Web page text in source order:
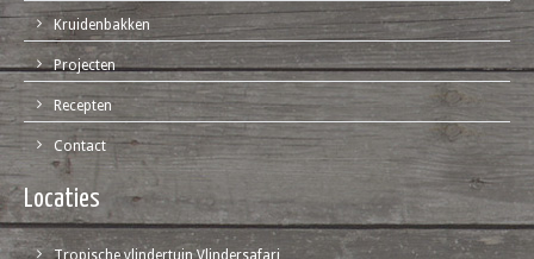
Kruidenbakken
Projecten
Recepten
Contact
Locaties
Tropische vlindertuin Vlindersafari